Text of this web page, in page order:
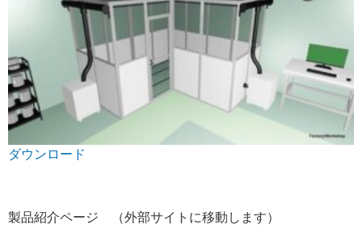
ダウンロード
製品紹介ページ （外部サイトに移動します）